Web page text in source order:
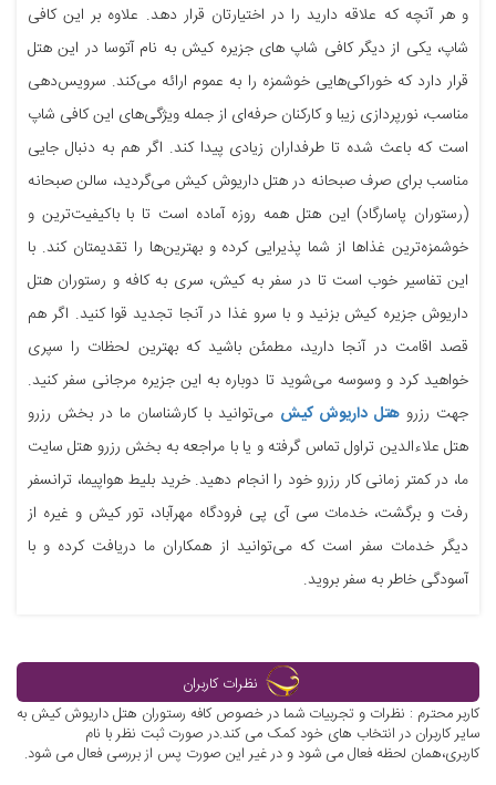
و هر آنچه که علاقه دارید را در اختیارتان قرار دهد. علاوه بر این کافی
شاپ، یکی از دیگر کافی شاپ های جزیره کیش به نام آتوسا در این هتل
قرار دارد که خوراکی‌هایی خوشمزه را به عموم ارائه می‌کند. سرویس‌دهی
مناسب، نورپردازی زیبا و کارکنان حرفه‌ای از جمله ویژگی‌های این کافی شاپ
است که باعث شده تا طرفداران زیادی پیدا کند. اگر هم به دنبال جایی
مناسب برای صرف صبحانه در هتل داریوش کیش می‌گردید، سالن صبحانه
(رستوران پاسارگاد) این هتل همه روزه آماده است تا با باکیفیت‌ترین و
خوشمزه‌ترین غذاها از شما پذیرایی کرده و بهترین‌ها را تقدیمتان کند. با
این تفاسیر خوب است تا در سفر به کیش، سری به کافه و رستوران هتل
داریوش جزیره کیش بزنید و با سرو غذا در آنجا تجدید قوا کنید. اگر هم
قصد اقامت در آنجا دارید، مطمئن باشید که بهترین لحظات را سپری
خواهید کرد و وسوسه می‌شوید تا دوباره به این جزیره مرجانی سفر کنید.
جهت رزرو هتل داریوش کیش می‌توانید با کارشناسان ما در بخش رزرو
هتل علاءالدین تراول تماس گرفته و یا با مراجعه به بخش رزرو هتل سایت
ما، در کمتر زمانی کار رزرو خود را انجام دهید. خرید بلیط هواپیما، ترانسفر
رفت و برگشت، خدمات سی آی پی فرودگاه مهرآباد، تور کیش و غیره از
دیگر خدمات سفر است که می‌توانید از همکاران ما دریافت کرده و با
آسودگی خاطر به سفر بروید.
نظرات کاربران
کاربر محترم : نظرات و تجربیات شما در خصوص کافه رستوران هتل داریوش کیش به
سایر کاربران در انتخاب های خود کمک می کند.در صورت ثبت نظر با نام
کاربری،همان لحظه فعال می شود و در غیر این صورت پس از بررسی فعال می شود.